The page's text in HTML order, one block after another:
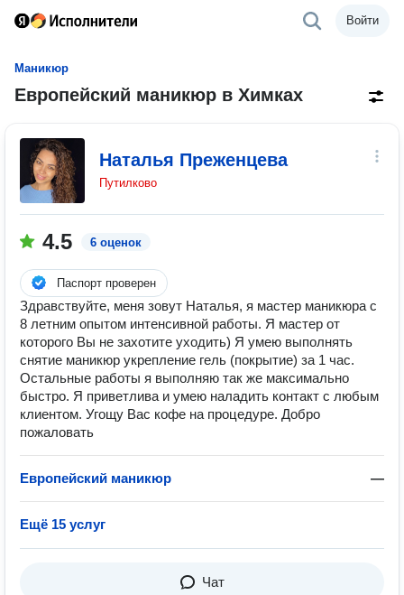
Войти
Маникюр
Европейский маникюр в Химках
Наталья Преженцева
Путилково
4.5 6 оценок
Паспорт проверен
Здравствуйте, меня зовут Наталья, я мастер маникюра с
8 летним опытом интенсивной работы. Я мастер от
которого Вы не захотите уходить) Я умею выполнять
снятие маникюр укрепление гель (покрытие) за 1 час.
Остальные работы я выполняю так же максимально
быстро. Я приветлива и умею наладить контакт с любым
клиентом. Угощу Вас кофе на процедуре. Добро
пожаловать
Европейский маникюр —
Ещё 15 услуг
Чат